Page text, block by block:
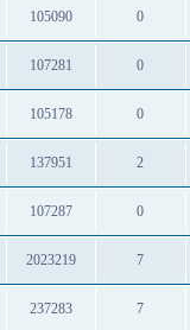
0
ردود
105090
مشاهدات
0
107281
0
ردود
105178
مشاهدات
2
137951
0
ردود
107287
مشاهدات
7
2023219
7
237283